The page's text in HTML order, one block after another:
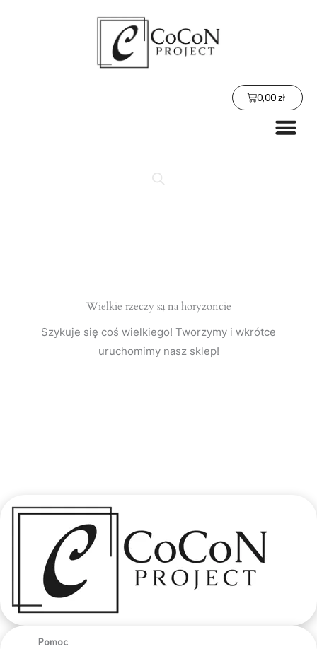
0,00zł
Wózek
Wielkie rzeczy są na horyzoncie
Szykuje się coś wielkiego! Tworzymy i wkrótce
uruchomimy nasz sklep!
Pomoc